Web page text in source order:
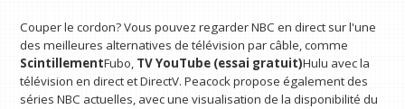
Couper le cordon? Vous pouvez regarder NBC en direct sur l'une
des meilleures alternatives de télévision par câble, comme
ScintillementFubo, TV YouTube (essai gratuit)Hulu avec la
télévision en direct et DirectV. Peacock propose également des
séries NBC actuelles, avec une visualisation de la disponibilité du